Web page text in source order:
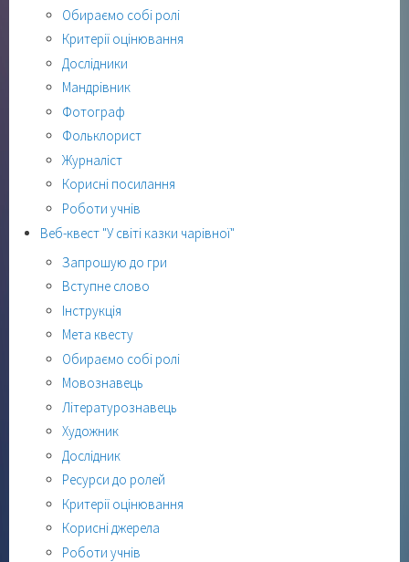
Обираємо собі ролі
Критерії оцінювання
Дослідники
Мандрівник
Фотограф
Фольклорист
Журналіст
Корисні посилання
Роботи учнів
Веб-квест "У світі казки чарівної"
Запрошую до гри
Вступне слово
Інструкція
Мета квесту
Обираємо собі ролі
Мовознавець
Літературознавець
Художник
Дослідник
Ресурси до ролей
Критерії оцінювання
Корисні джерела
Роботи учнів